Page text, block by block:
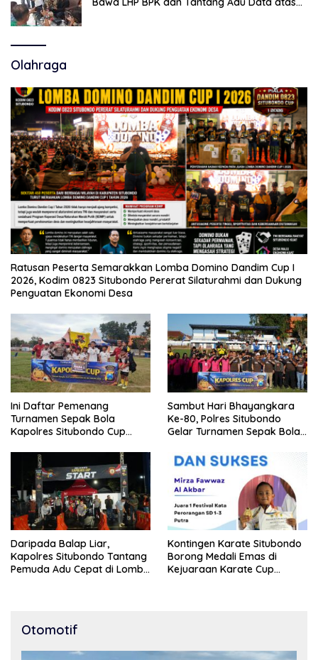
Olahraga
Ratusan Peserta Semarakkan Lomba Domino Dandim Cup I
2026, Kodim 0823 Situbondo Pererat Silaturahmi dan Dukung
Penguatan Ekonomi Desa
Ini Daftar Pemenang
Turnamen Sepak Bola
Kapolres Situbondo Cup
10 Tahun
Sambut Hari Bhayangkara
Ke-80, Polres Situbondo
Gelar Turnamen Sepak Bola
Daripada Balap Liar,
Kapolres Situbondo Tantang
Pemuda Adu Cepat di Lomba
Kontingen Karate Situbondo
Borong Medali Emas di
Kejuaraan Karate Cup
Otomotif